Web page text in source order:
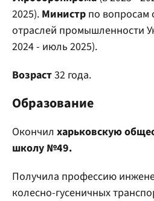
2025). Министр по вопросам
отраслей промышленности
2024 - июль 2025).
Возраст32 года.
Образование
Окончил харьковскую
школу №49.
Получила профессию
колесно-гусеничных